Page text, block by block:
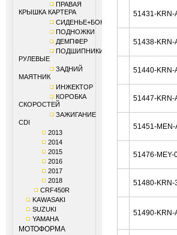
ПРАВАЯ
КРЫШКА КАРТЕРА
СИДЕНЬЕ+БОКОВИНЫ
ПОДНОЖКИ
ДЕМПФЕР
ПОДШИПНИКИ
РУЛЕВЫЕ
ЗАДНИЙ
МАЯТНИК
ИНЖЕКТОР
КОРОБКА
СКОРОСТЕЙ
ЗАЖИГАНИЕ
CDI
2013
2014
2015
2016
2017
2018
CRF450R
KAWASAKI
SUZUKI
YAMAHA
МОТОФОРМА
51431-KRN-
51438-KRN-
51440-KRN-
51447-KRN-
51451-MEN-
51476-MEY-
51480-KRN-
51490-KRN-